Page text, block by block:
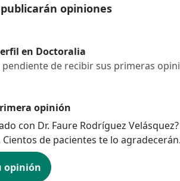
opiniones
en Doctoralia
pendiente de recibir sus primeras
opinión
con Dr. Faure Rodríguez
Cientos de pacientes te lo
opinión